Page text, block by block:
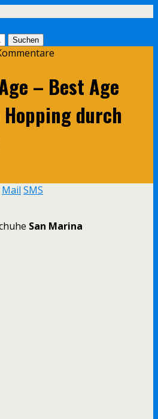
– Best Age
durch
Mail SMS
San Marina